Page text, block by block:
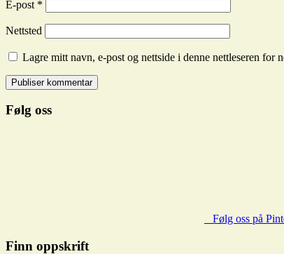
E-post *
Nettsted
Lagre mitt navn, e-post og nettside i denne nettleseren for
Følg oss
Følg oss på
Finn oppskrift